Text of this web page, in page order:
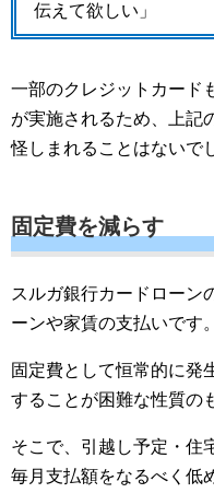
伝えて欲しい」
一部のクレジットカード
が実施されるため、上記
怪しまれることはないで
固定費を減らす
スルガ銀行カードローン
ーンや家賃の支払いです。
固定費として恒常的に発
することが困難な性質の
そこで、引越し予定・住
毎月支払額をなるべく低